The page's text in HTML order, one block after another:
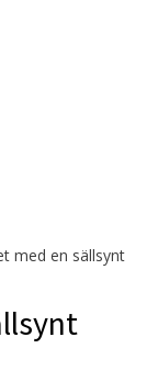
med en sällsynt